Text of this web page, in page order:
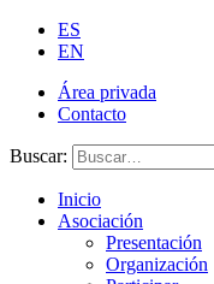
ES
EN
Área privada
Contacto
Buscar:
Inicio
Asociación
Presentación
Organización